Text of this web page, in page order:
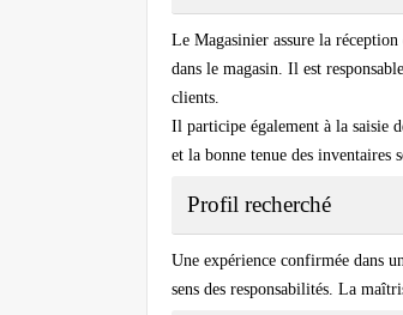
Le Magasinier assure la
dans le magasin. Il est
clients.
Il participe également à la saisie
et la bonne tenue des inventaires
Profil recherché
Une expérience confirmée dans
sens des responsabilités. La